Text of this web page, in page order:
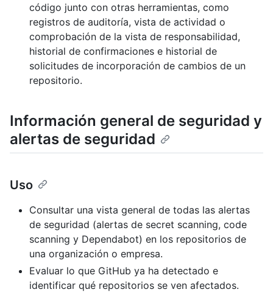
código junto con otras herramientas, como
registros de auditoría, vista de actividad o
comprobación de la vista de responsabilidad,
historial de confirmaciones e historial de
solicitudes de incorporación de cambios de un
repositorio.
Información general de seguridad y
alertas de seguridad
Uso
Consultar una vista general de todas las alertas
de seguridad (alertas de secret scanning, code
scanning y Dependabot) en los repositorios de
una organización o empresa.
Evaluar lo que GitHub ya ha detectado e
identificar qué repositorios se ven afectados.